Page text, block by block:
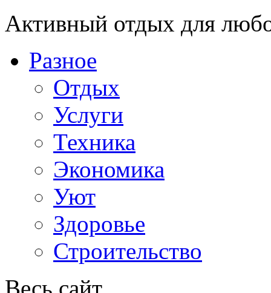
Активный отдых для
Разное
Отдых
Услуги
Техника
Экономика
Уют
Здоровье
Строительство